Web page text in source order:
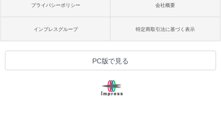
プライバシーポリシー 会社概要
インプレスグループ 特定商取引法に基づく表示
PC版で見る